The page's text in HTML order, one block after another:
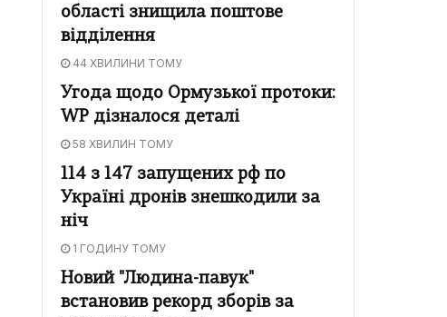
області знищила поштове
відділення
44 ХВИЛИНИ ТОМУ
Угода щодо Ормузької протоки:
WP дізналося деталі
58 ХВИЛИН ТОМУ
114 з 147 запущених рф по
Україні дронів знешкодили за
ніч
1 ГОДИНУ ТОМУ
Новий "Людина-павук"
встановив рекорд зборів за